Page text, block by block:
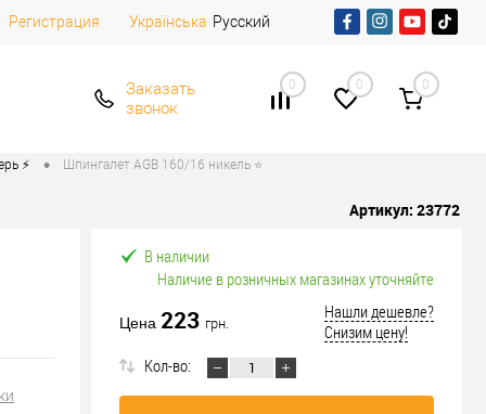
Регистрация Українська Русский
Заказать
звонок
0 0 0
⚡️ • Шпингалет AGB 160/16 никель ⭐
Артикул: 23772
В наличии
Наличие в розничных магазинах уточняйте
Цена 223 грн.
Нашли дешевле?
Снизим цену!
Кол-во: